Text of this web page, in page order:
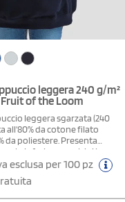
leggera 240 g/m²
of the Loom
leggera sgarzata (240
all'80% da cotone filato
da poliestere. Presenta
orlo inferiore e polsini in
cappuccio a doppio
e tasca frontale a
è tubolare per una
e moderna.
esclusa per 100 pz